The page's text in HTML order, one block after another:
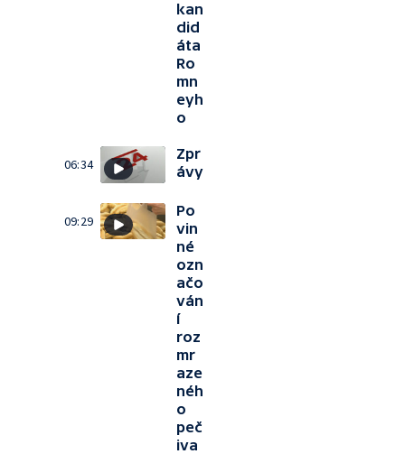
kan
did
áta
Ro
mn
eyh
o
06:34
Zpr
ávy
09:29
Po
vin
né
ozn
ačo
ván
í
roz
mr
aze
néh
o
peč
iva